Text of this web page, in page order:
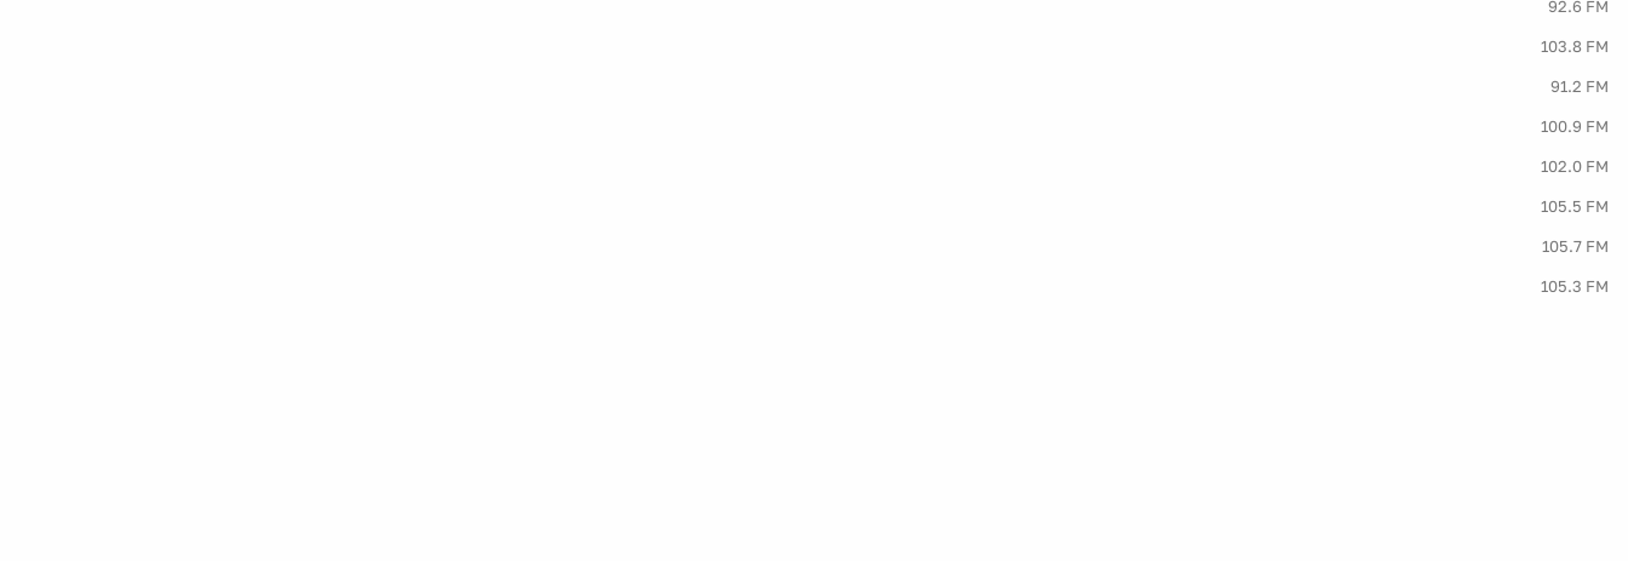
92.6 FM
103.8 FM
91.2 FM
100.9 FM
102.0 FM
105.5 FM
105.7 FM
105.3 FM